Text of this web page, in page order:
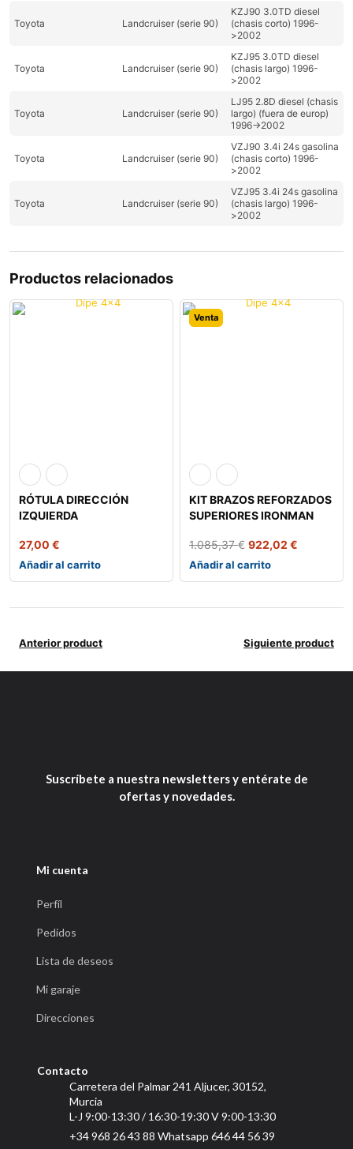
Toyota Landcruiser (serie 90)
KZJ90 3.0TD diesel
(chasis corto) 1996-
>2002
Toyota Landcruiser (serie 90)
KZJ95 3.0TD diesel
(chasis largo) 1996-
>2002
Toyota Landcruiser (serie 90)
LJ95 2.8D diesel (chasis
largo) (fuera de europ)
1996->2002
Toyota Landcruiser (serie 90)
VZJ90 3.4i 24s gasolina
(chasis corto) 1996-
>2002
Toyota Landcruiser (serie 90)
VZJ95 3.4i 24s gasolina
(chasis largo) 1996-
>2002
Productos relacionados
RÓTULA DIRECCIÓN
IZQUIERDA
27,00 €
Añadir al carrito
Venta
KIT BRAZOS REFORZADOS
SUPERIORES IRONMAN
1.085,37€ 922,02 €
Añadir al carrito
Anterior product Siguiente product
Suscríbete a nuestra newsletters y entérate de
ofertas y novedades.
Mi cuenta
Perfíl
Pedidos
Lista de deseos
Mi garaje
Direcciones
Contacto
Carretera del Palmar 241 Aljucer, 30152,
Murcia
L-J 9:00-13:30 / 16:30-19:30 V 9:00-13:30
+34 968 26 43 88 Whatsapp 646 44 56 39